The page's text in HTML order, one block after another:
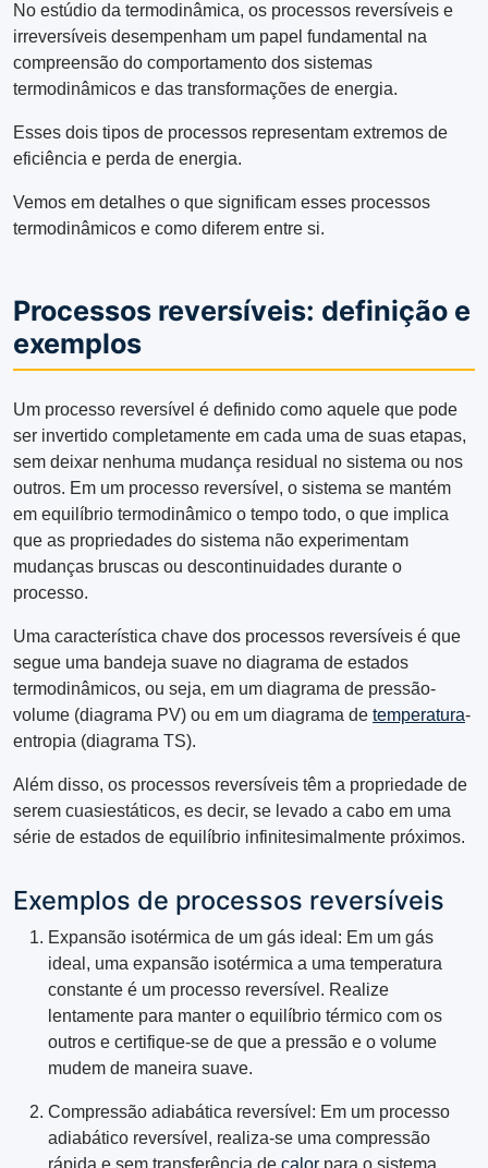
No estúdio da termodinâmica, os processos reversíveis e
irreversíveis desempenham um papel fundamental na
compreensão do comportamento dos sistemas
termodinâmicos e das transformações de energia.
Esses dois tipos de processos representam extremos de
eficiência e perda de energia.
Vemos em detalhes o que significam esses processos
termodinâmicos e como diferem entre si.
Processos reversíveis: definição e
exemplos
Um processo reversível é definido como aquele que pode
ser invertido completamente em cada uma de suas etapas,
sem deixar nenhuma mudança residual no sistema ou nos
outros. Em um processo reversível, o sistema se mantém
em equilíbrio termodinâmico o tempo todo, o que implica
que as propriedades do sistema não experimentam
mudanças bruscas ou descontinuidades durante o
processo.
Uma característica chave dos processos reversíveis é que
segue uma bandeja suave no diagrama de estados
termodinâmicos, ou seja, em um diagrama de pressão-
volume (diagrama PV) ou em um diagrama de temperatura-
entropia (diagrama TS).
Além disso, os processos reversíveis têm a propriedade de
serem cuasiestáticos, es decir, se levado a cabo em uma
série de estados de equilíbrio infinitesimalmente próximos.
Exemplos de processos reversíveis
Expansão isotérmica de um gás ideal: Em um gás
ideal, uma expansão isotérmica a uma temperatura
constante é um processo reversível. Realize
lentamente para manter o equilíbrio térmico com os
outros e certifique-se de que a pressão e o volume
mudem de maneira suave.
Compressão adiabática reversível: Em um processo
adiabático reversível, realiza-se uma compressão